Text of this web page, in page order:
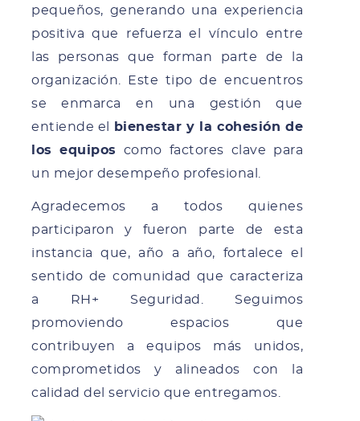
pequeños, generando una experiencia
positiva que refuerza el vínculo entre
las personas que forman parte de la
organización. Este tipo de encuentros
se enmarca en una gestión que
entiende el
bienestar y la cohesión de
los equipos
como factores clave para
un mejor desempeño profesional.
Agradecemos a todos quienes
participaron y fueron parte de esta
instancia que, año a año, fortalece el
sentido de comunidad que caracteriza
a RH+ Seguridad. Seguimos
promoviendo espacios que
contribuyen a equipos más unidos,
comprometidos y alineados con la
calidad del servicio que entregamos.